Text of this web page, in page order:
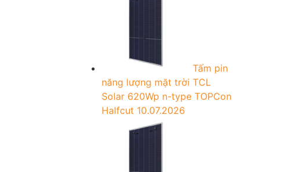
Tấm pin
năng lượng mặt trời TCL
Solar 620Wp n-type TOPCon
Halfcut 10.07.2026